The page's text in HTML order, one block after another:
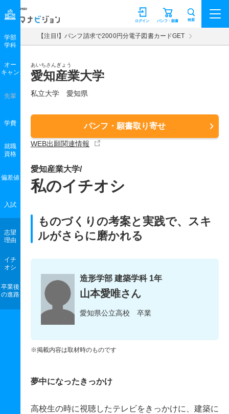
マナビジョン パンフ・願書
ログイン 検索
【注目!】パンフ請求で2000円分電子図書カードGET
あいちさんぎょう
愛知産業大学
私立大学 愛知県
パンフ・願書取り寄せ
WEB出願関連情報
学部
学科
オー
キャン
先輩
学費
就職
資格
偏差値
入試
志望
理由
イチ
オシ
卒業後
の進路
愛知産業大学/
私のイチオシ
ものづくりの考案と実践で、スキ
ルがさらに磨かれる
造形学部 建築学科 1年
山本愛唯さん
愛知県公立高校 卒業
※掲載内容は取材時のものです
夢中になったきっかけ
高校生の時に視聴したテレビをきっかけに、建築に